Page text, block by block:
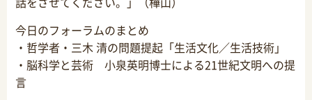
今日のフォーラムのまとめ
・哲学者・三木 清の問題提起「生活文化／生活技術」
・脳科学と芸術 小泉英明博士による21世紀文明への提
言